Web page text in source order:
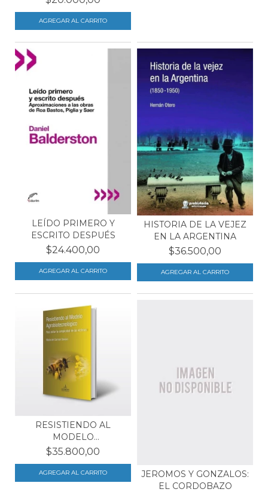
LEÍDO PRIMERO Y
ESCRITO DESPUÉS
$24.400,00
HISTORIA DE LA VEJEZ
EN LA ARGENTINA
$36.500,00
RESISTIENDO AL
MODELO
AGROBIOTECNOLÓGICO
$35.800,00
JEROMOS Y GONZALOS:
EL CORDOBAZO